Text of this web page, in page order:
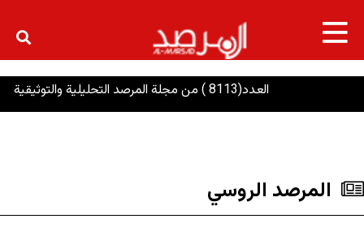
× العدد(8113 ) من مجلة المرصد التحليلية والتوثيقية
المرصد الروسي